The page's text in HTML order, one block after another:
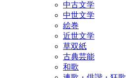
中古文学
中世文学
絵巻
近世文学
草双紙
古典芸能
和歌